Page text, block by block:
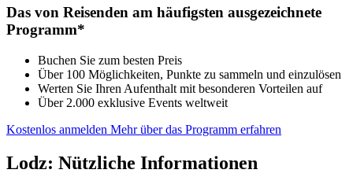
Das von Reisenden am häufigsten ausgezeichnete
Programm*
Buchen Sie zum besten Preis
Über 100 Möglichkeiten, Punkte zu sammeln und einzulösen
Werten Sie Ihren Aufenthalt mit besonderen Vorteilen auf
Über 2.000 exklusive Events weltweit
Kostenlos anmelden Mehr über das Programm erfahren
Lodz: Nützliche Informationen